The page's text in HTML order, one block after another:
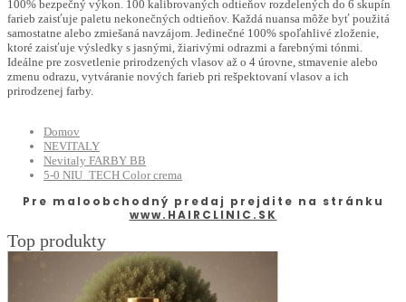
100% bezpečný výkon. 100 kalibrovaných odtieňov rozdelených do 6 skupín
farieb zaisťuje paletu nekonečných odtieňov. Každá nuansa môže byť použitá
samostatne alebo zmiešaná navzájom. Jedinečné 100% spoľahlivé zloženie,
ktoré zaisťuje výsledky s jasnými, žiarivými odrazmi a farebnými tónmi.
Ideálne pre zosvetlenie prirodzených vlasov až o 4 úrovne, stmavenie alebo
zmenu odrazu, vytváranie nových farieb pri rešpektovaní vlasov a ich
prirodzenej farby.
Domov
NEVITALY
Nevitaly FARBY BB
5-0 NIU_TECH Color crema
Pre maloobchodný predaj prejdite na stránku
www.HAIRCLINIC.SK
Top produkty